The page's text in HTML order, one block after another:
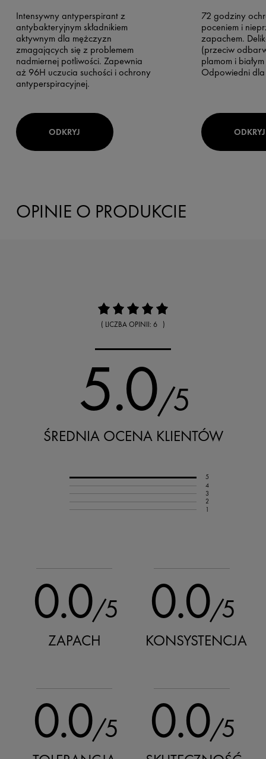
Intensywny antyperspirant z
antybakteryjnym składnikiem
aktywnym dla mężczyzn
zmagających się z problemem
nadmiernej potliwości. Zapewnia
aż 96H uczucia suchości i ochrony
antyperspiracyjnej.
ODKRYJ
72 godziny
poceniem i
zapachem.
(przeciw
plamom i
Odpowiedni
ODKRYJ
OPINIE O PRODUKCIE
( LICZBA OPINII: 6 )
5.0/5
ŚREDNIA OCENA KLIENTÓW
5
4
3
2
1
0.0/5
ZAPACH
0.0/5
KONSYSTENCJA
0.0/5 0.0/5